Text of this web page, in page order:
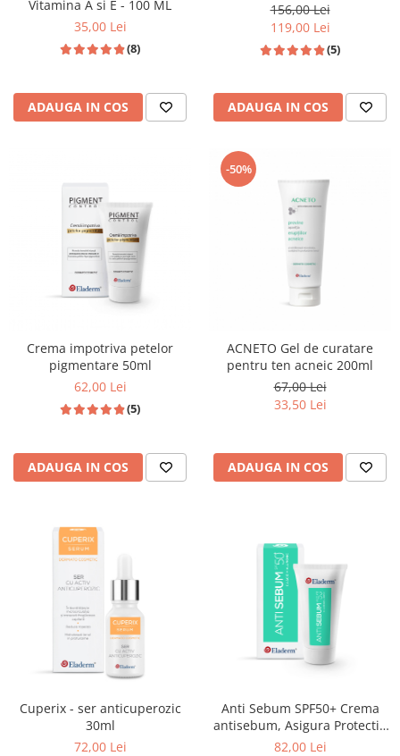
Vitamina A si E - 100 ML
35,00 Lei
(8)
ADAUGA IN COS
156,00 Lei
119,00 Lei
(5)
ADAUGA IN COS
Crema impotriva petelor
pigmentare 50ml
62,00 Lei
(5)
ADAUGA IN COS
-50%
ACNETO Gel de curatare
pentru ten acneic 200ml
67,00 Lei
33,50 Lei
ADAUGA IN COS
Cuperix - ser anticuperozic
30ml
72,00 Lei
Anti Sebum SPF50+ Crema
antisebum, Asigura Protectie
solara ridicata , 50 ML
82,00 Lei